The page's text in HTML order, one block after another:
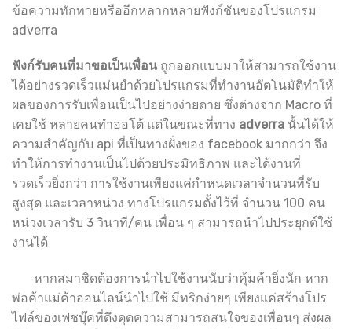
ข้อความทักทายหรืออีกหลากหลายฟังก์ชันของโปรแกรม
adverra
ฟังก์รับคนที่มาขอเป็นเพื่อน ถูกออกแบบมาให้สามารถใช้งาน
ได้อย่างรวดเร็วแม่นยำด้วยโปรแกรมที่ทำงานอัตโนมัติทำให้
ผลของการรับเพื่อนเป็นไปอย่างง่ายดาย ซึ่งต่างจาก Macro ที่
เคยใช้ หลายคนทำออโต้ แต่ในขณะที่ทาง adverra นั้นได้ให้
ความสำคัญกับ api ที่เป็นทางฝั่งของ facebook มากกว่า จึง
ทำให้การทำงานเป็นไปด้วยประมิทธิภาพ และได้งานที่
รวดเร็วยิ่งกว่า การใช้งานเพียงแค่กำหนดเวลาจำนวนที่รับ
สูงสุด และเวลาหน่วง ทางโปรแกรมตั้งไว้ที่ จำนวน 100 คน
หน่วงเวลารับ 3 วินาที/คน เพื่อน ๆ สามารถนำไปประยุกต์ใช้
งานได้
หากสมาชิดต้องการนำไปใช้งานนับว่าคุ้มค้ายิ่งนัก หาก
พ่อค้าแม่ค้าออนไลน์นำไปใช้ มีทริกง่ายๆ เพียงแค่สร้างโปร
ไฟล์ของเฟชบุ๊คที่ดึงดุดความสามารถสนใจของเพื่อนๆ ส่งผล